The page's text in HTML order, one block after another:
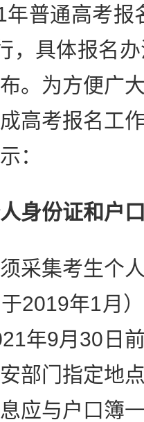
通高考报
，具体报名
。为方便广
高考报名工
：
身份证和户
集考生个人
2019年1月
年9月30日
部门指定地
应与户口簿